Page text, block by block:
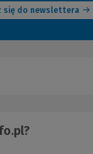
się do newslettera